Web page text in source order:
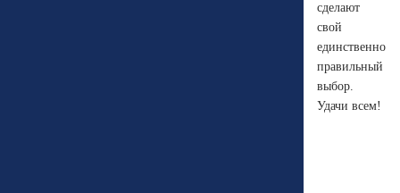
сделают
свой
единственно
правильный
выбор.
Удачи всем!